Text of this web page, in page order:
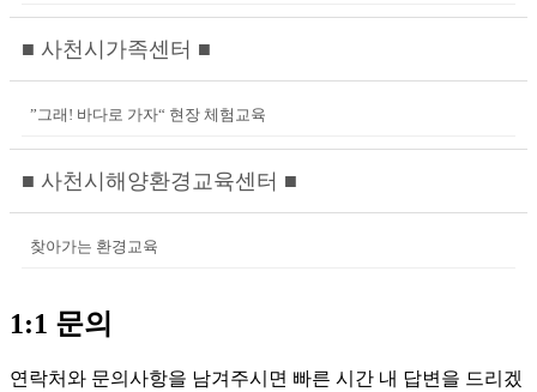
■ 사천시가족센터 ■
”그래! 바다로 가자“ 현장 체험교육
■ 사천시해양환경교육센터 ■
찾아가는 환경교육
1:1 문의
연락처와 문의사항을 남겨주시면 빠른 시간 내 답변을 드리겠